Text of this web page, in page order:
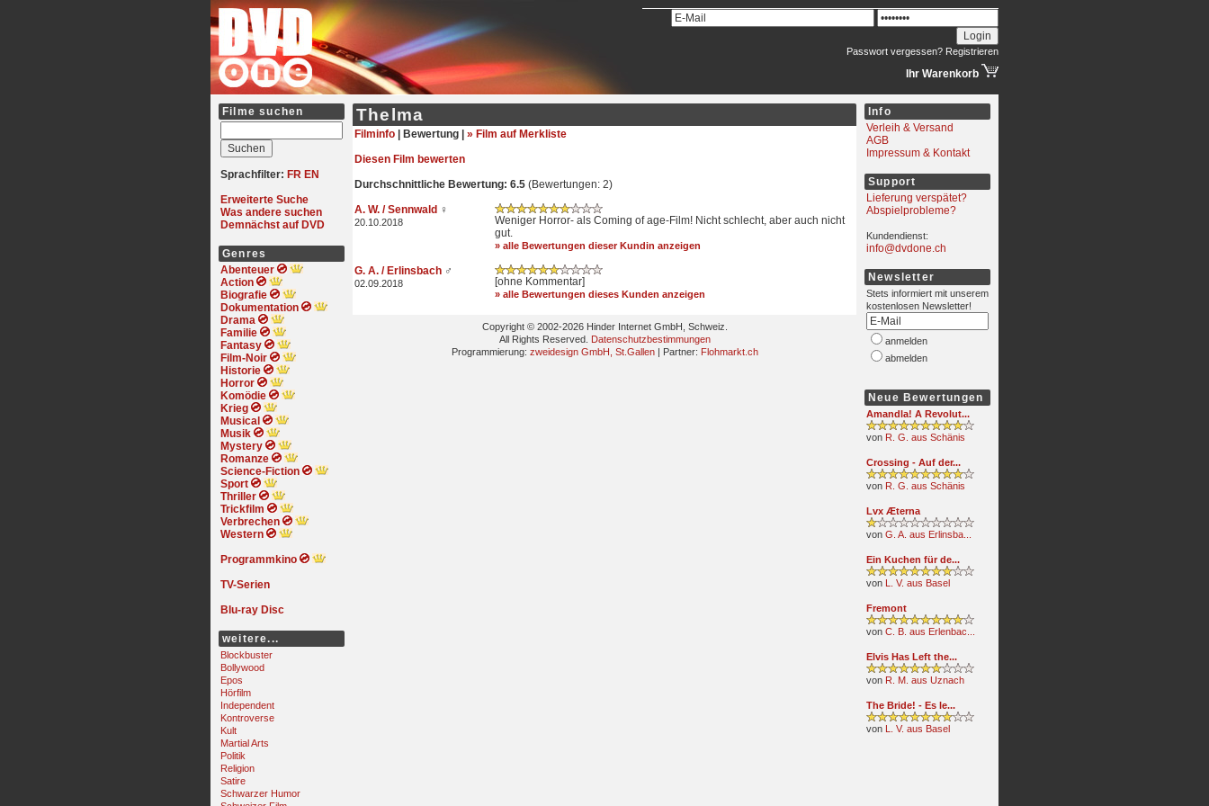
Passwort vergessen? Registrieren
Ihr Warenkorb
Filme suchen
Sprachfilter: FR EN
Erweiterte Suche
Was andere suchen
Demnächst auf DVD
Genres
Abenteuer
Action
Biografie
Dokumentation
Drama
Familie
Fantasy
Film-Noir
Historie
Horror
Komödie
Krieg
Musical
Musik
Mystery
Romanze
Science-Fiction
Sport
Thriller
Trickfilm
Verbrechen
Western
Programmkino
TV-Serien
Blu-ray Disc
weitere...
Blockbuster
Bollywood
Epos
Hörfilm
Independent
Kontroverse
Kult
Martial Arts
Politik
Religion
Satire
Schwarzer Humor
Thelma
Filminfo Bewertung | » Film auf Merkliste
Diesen Film bewerten
Durchschnittliche Bewertung: 6.5 (Bewertungen: 2)
A. W. / Sennwald ♀
20.10.2018
Weniger Horror- als Coming of age-Film! Nicht schlecht, aber auch nicht
gut.
» alle Bewertungen dieser Kundin anzeigen
G. A. / Erlinsbach ♂
02.09.2018 [ohne Kommentar]
» alle Bewertungen dieses Kunden anzeigen
Copyright © 2002-2026 Hinder Internet GmbH, Schweiz.
All Rights Reserved. Datenschutzbestimmungen
Programmierung: zweidesign GmbH, St.Gallen| Partner: Flohmarkt.ch
Info
Verleih & Versand
AGB
Impressum & Kontakt
Support
Lieferung verspätet?
Abspielprobleme?
Kundendienst:
info@dvdone.ch
Newsletter
Stets informiert mit unserem
kostenlosen Newsletter!
anmelden
abmelden
Neue Bewertungen
Amandla! A Revolut...
von R. G. aus Schänis
Crossing - Auf der...
von R. G. aus Schänis
Lvx Æterna
von G. A. aus Erlinsba...
Ein Kuchen für de...
von L. V. aus Basel
Fremont
von C. B. aus Erlenbac...
Elvis Has Left the...
von R. M. aus Uznach
The Bride! - Es le...
von L. V. aus Basel